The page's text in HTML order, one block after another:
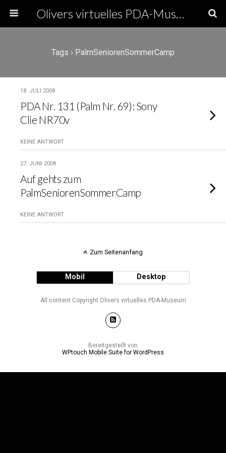
Olivers virtuelles PDA-Museum
Tags › PalmSeniorenSommerCamp
18. JULI 2008
PDA Nr. 131 (Palm Nr. 69): Sony
Clie NR70v
KEINE ANTWORT
27. JUNI 2008
Auf gehts zum
PalmSeniorenSommerCamp
KEINE ANTWORT
Zum Seitenanfang
Mobil Desktop
All content Copyright Olivers virtuelles PDA-Museum
Bereitgestellt von
WPtouch Mobile Suite for WordPress